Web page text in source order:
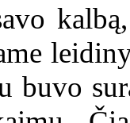
buvo